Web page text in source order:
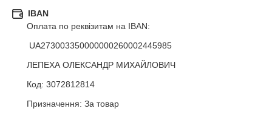
IBAN
Оплата по реквізитам на IBAN:
ЛЕПЕХА ОЛЕКСАНДР МИХАЙЛОВИЧ
Код: 3072812814
Призначення: За товар